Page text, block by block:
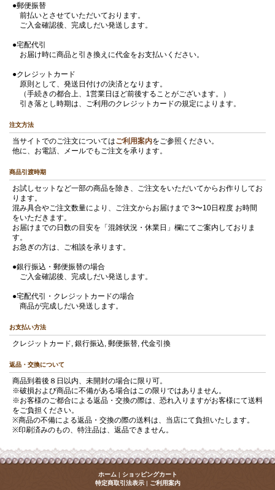
●郵便振替
前払いとさせていただいております。
ご入金確認後、完成しだい発送します。
●宅配代引
お届け時に商品と引き換えに代金をお支払いください。
●クレジットカード
原則として、発送日付けの決済となります。
（手続きの都合上、1営業日ほど前後することがございます。）
引き落とし時期は、ご利用のクレジットカードの規定によります。
注文方法
当サイトでのご注文についてはご利用案内をご参照ください。
他に、お電話、メールでもご注文を承ります。
商品引渡時期
お試しセットなど一部の商品を除き、ご注文をいただいてからお作りしてお
ります。
混み具合やご注文数量により、ご注文からお届けまで 3〜10日程度 お時間
をいただきます。
お届けまでの日数の目安を「混雑状況・休業日」欄にてご案内しておりま
す。
お急ぎの方は、ご相談を承ります。
●銀行振込・郵便振替の場合
ご入金確認後、完成しだい発送します。
●宅配代引・クレジットカードの場合
商品が完成しだい発送します。
お支払い方法
クレジットカード, 銀行振込, 郵便振替, 代金引換
返品・交換について
商品到着後８日以内、未開封の場合に限り可。
※破損および商品に不備がある場合はこの限りではありません。
※お客様のご都合による返品・交換の際は、恐れ入りますがお客様にて送料
をご負担ください。
※商品の不備による返品・交換の際の送料は、当店にて負担いたします。
※印刷済みのもの、特注品は、返品できません。
ホーム | ショッピングカート
特定商取引法表示 | ご利用案内